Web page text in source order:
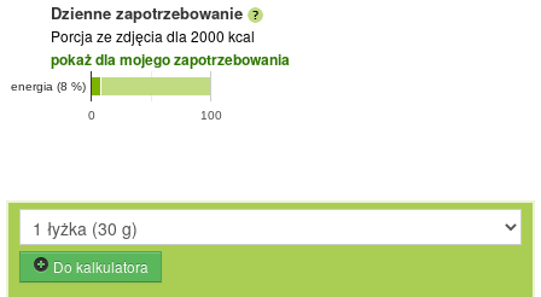
Dzienne zapotrzebowanie
Porcja ze zdjęcia dla 2000 kcal
pokaż dla mojego zapotrzebowania
0 100
energia (8 %)
Do kalkulatora